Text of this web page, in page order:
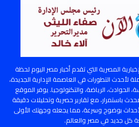
المصرية التي تقدم أخبار مصر اليوم لحظة
لأحدث التطورات في العاصمة الإدارية الجديدة،
الحوادث، الرياضة، والتكنولوجيا. يوفر الموقع
باستمرار، مع تقارير حصرية وتحليلات دقيقة
بوضوح وسرعة، مما يجعله وجهتك الأولى
كل جديد في مصر والعالم.